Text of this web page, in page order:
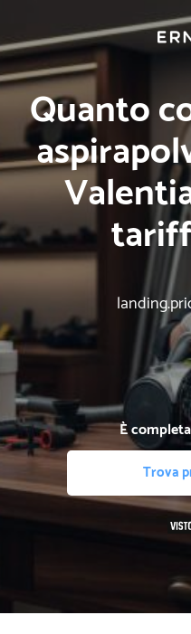
Quanto
È
Trova